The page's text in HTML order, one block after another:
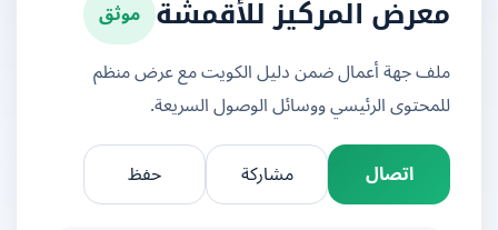
معرض المركيز للأقمشة موثق
ملف جهة أعمال ضمن دليل الكويت مع عرض منظم
للمحتوى الرئيسي ووسائل الوصول السريعة.
اتصال
مشاركة